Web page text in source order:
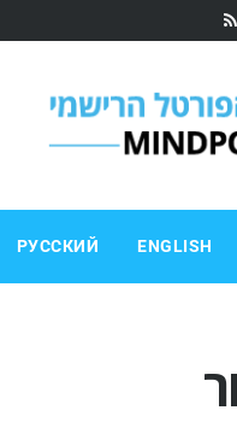
ENGLISH
РУССКИЙ